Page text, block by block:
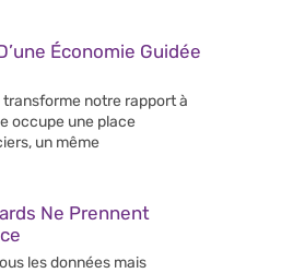
Économie Guidée
transforme notre rapport à
occupe une place
un même
Ne Prennent
les données mais